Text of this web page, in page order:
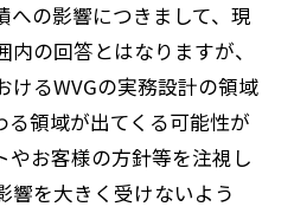
への影響につきまして、現
の回答とはなりますが、
けるWVGの実務設計の領域
る領域が出てくる可能性が
やお客様の方針等を注視し
響を大きく受けないよう